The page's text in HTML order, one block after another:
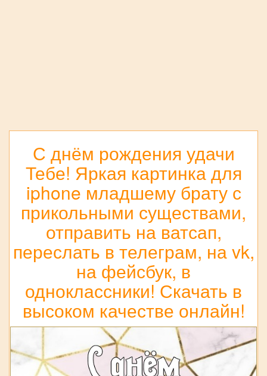
С днём рождения удачи
Тебе! Яркая картинка для
iphone младшему брату с
прикольными существами,
отправить на ватсап,
переслать в телеграм, на vk,
на фейсбук, в
одноклассники! Скачать в
высоком качестве онлайн!